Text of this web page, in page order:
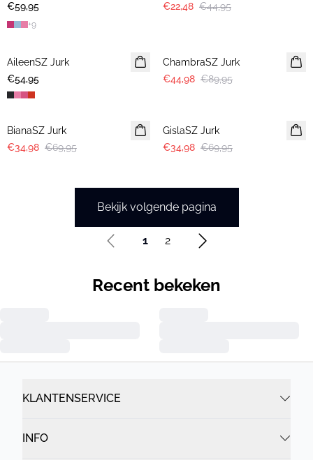
€59,95
+9
€22,48 €44,95
AileenSZ Jurk
€54,95
ChambraSZ Jurk
€44,98 €89,95
-50%
BianaSZ Jurk
€34,98 €69,95
GislaSZ Jurk
€34,98 €69,95
Bekijk volgende pagina
1 2
Recent bekeken
KLANTENSERVICE
INFO